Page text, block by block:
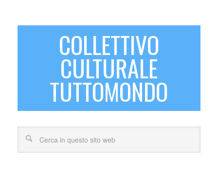
COLLETTIVO
CULTURALE
TUTTOMONDO